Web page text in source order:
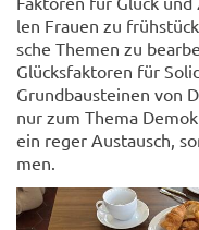
len Frau­en zu
sche The­men zu
Glücks­fak­to­ren für
Grund­bau­stei­nen von
nur zum Thema
ein reger Aus­tausch,
men.